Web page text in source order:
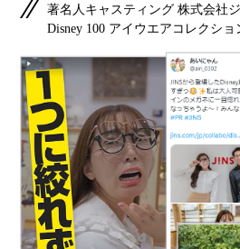
著名人キャスティング 株式会社
Disney 100 アイウエアコレクショ